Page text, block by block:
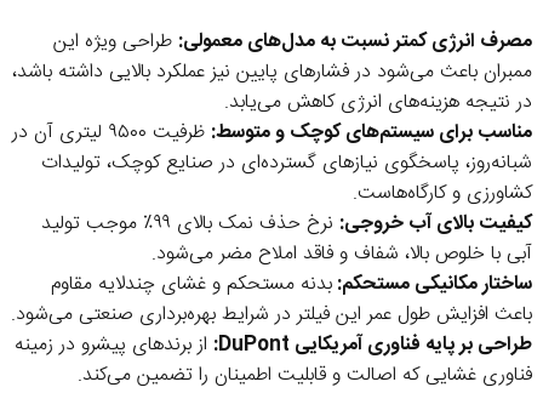
مصرف انرژی کمتر نسبت به مدل‌های معمولی: طراحی ویژه این
ممبران باعث می‌شود در فشارهای پایین نیز عملکرد بالایی داشته باشد،
در نتیجه هزینه‌های انرژی کاهش می‌یابد.
مناسب برای سیستم‌های کوچک و متوسط:
ظرفیت ۹۵۰۰ لیتری آن در
شبانه‌روز، پاسخگوی نیازهای گسترده‌ای در صنایع کوچک، تولیدات
کشاورزی و کارگاه‌هاست.
کیفیت بالای آب خروجی:
نرخ حذف نمک بالای ۹۹٪ موجب تولید
آبی با خلوص بالا، شفاف و فاقد املاح مضر می‌شود.
ساختار مکانیکی مستحکم:بدنه مستحکم و غشای چندلایه مقاوم
باعث افزایش طول عمر این فیلتر در شرایط بهره‌برداری صنعتی می‌شود.
طراحی بر پایه فناوری آمریکایی DuPont:
از برندهای پیشرو در زمینه
فناوری غشایی که اصالت و قابلیت اطمینان را تضمین می‌کند.